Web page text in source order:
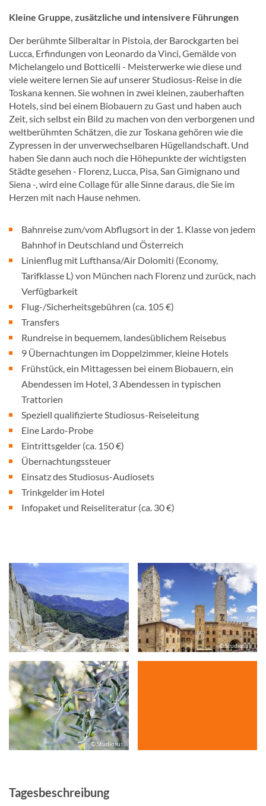
Kleine Gruppe, zusätzliche und intensivere Führungen
Der berühmte Silberaltar in Pistoia, der Barockgarten bei
Lucca, Erfindungen von Leonardo da Vinci, Gemälde von
Michelangelo und Botticelli - Meisterwerke wie diese und
viele weitere lernen Sie auf unserer Studiosus-Reise in die
Toskana kennen. Sie wohnen in zwei kleinen, zauberhaften
Hotels, sind bei einem Biobauern zu Gast und haben auch
Zeit, sich selbst ein Bild zu machen von den verborgenen und
weltberühmten Schätzen, die zur Toskana gehören wie die
Zypressen in der unverwechselbaren Hügellandschaft. Und
haben Sie dann auch noch die Höhepunkte der wichtigsten
Städte gesehen - Florenz, Lucca, Pisa, San Gimignano und
Siena -, wird eine Collage für alle Sinne daraus, die Sie im
Herzen mit nach Hause nehmen.
Bahnreise zum/vom Abflugsort in der 1. Klasse von jedem
Bahnhof in Deutschland und Österreich
Linienflug mit Lufthansa/Air Dolomiti (Economy,
Tarifklasse L) von München nach Florenz und zurück, nach
Verfügbarkeit
Flug-/Sicherheitsgebühren (ca. 105 €)
Transfers
Rundreise in bequemem, landesüblichem Reisebus
9 Übernachtungen im Doppelzimmer, kleine Hotels
Frühstück, ein Mittagessen bei einem Biobauern, ein
Abendessen im Hotel, 3 Abendessen in typischen
Trattorien
Speziell qualifizierte Studiosus-Reiseleitung
Eine Lardo-Probe
Eintrittsgelder (ca. 150 €)
Übernachtungssteuer
Einsatz des Studiosus-Audiosets
Trinkgelder im Hotel
Infopaket und Reiseliteratur (ca. 30 €)
© Studiosus © Studiosus
© Studiosus
Tagesbeschreibung